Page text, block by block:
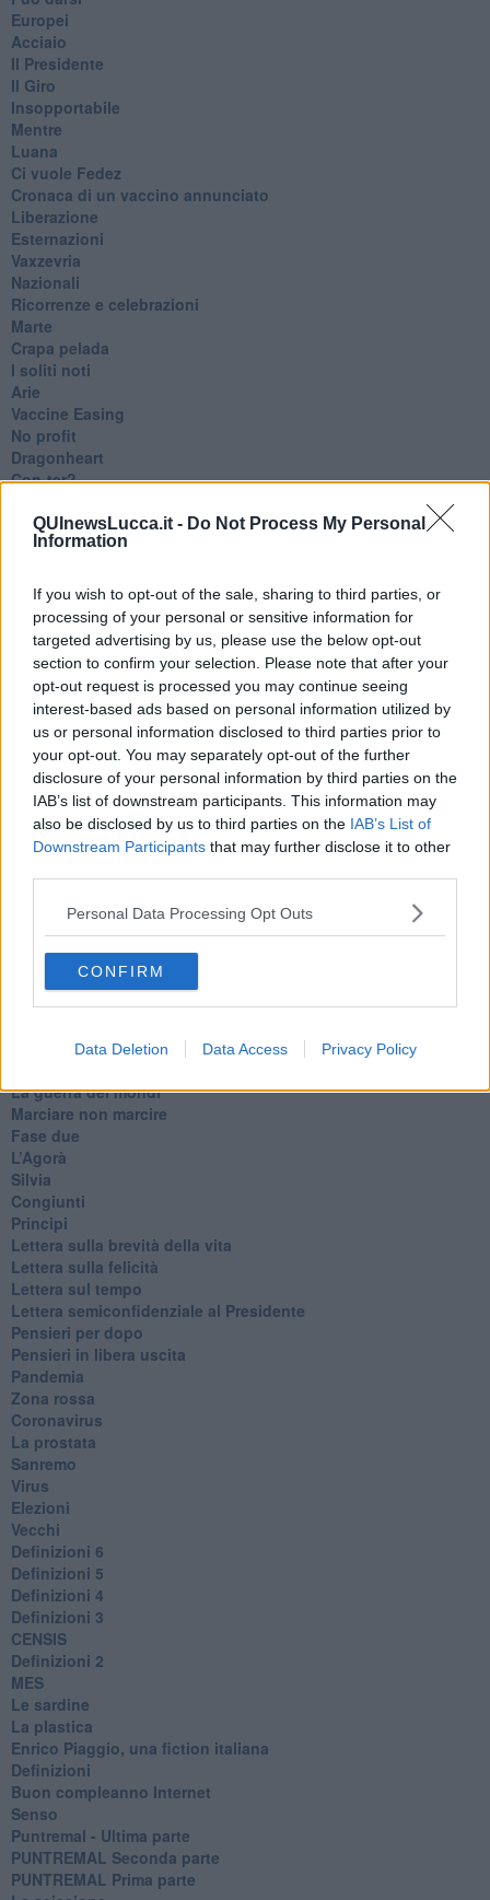
QUInewsLucca.it - Do Not Process My Personal
Information
If you wish to opt-out of the sale, sharing to third parties, or
processing of your personal or sensitive information for
targeted advertising by us, please use the below opt-out
section to confirm your selection. Please note that after your
opt-out request is processed you may continue seeing
interest-based ads based on personal information utilized by
us or personal information disclosed to third parties prior to
your opt-out. You may separately opt-out of the further
disclosure of your personal information by third parties on the
IAB’s list of downstream participants. This information may
also be disclosed by us to third parties on the IAB’s List of
Downstream Participants that may further disclose it to other
Personal Data Processing Opt Outs
CONFIRM
Data Deletion Data Access Privacy Policy
Europei
Acciaio
Il Presidente
​Il Giro
Insopportabile
​Mentre
Luana
​Ci vuole Fedez
​Cronaca di un vaccino annunciato
​Liberazione
Esternazioni
Vaxzevria
Nazionali
​Ricorrenze e celebrazioni
Marte
​Crapa pelada
​I soliti noti
Arie
​Vaccine Easing
No profit
Dragonheart
Con-ter?
Coincidenze e crisi
L'amico
Giulio Regeni
​Il rosario
Paolo Rossi
Maradona
Cronaca
​Ancora Covid
​Biden!
In memoria
​Ancora Francesco
Rieccoci
Tenet
Francesco
Suarez
Non lo so
Destino
Valdera
Commissari
L'orso
​La guerra dei mondi
Marciare non marcire
Fase due
L’Agorà
Silvia
Congiunti
Principi
​Lettera sulla brevità della vita
​Lettera sulla felicità
​Lettera sul tempo
Lettera semiconfidenziale al Presidente
Pensieri per dopo
​Pensieri in libera uscita
Pandemia
Zona rossa
Coronavirus
La prostata
Sanremo
Virus
Elezioni
Vecchi
Definizioni 6
Definizioni 5
Definizioni 4
Definizioni 3
CENSIS
​Definizioni 2
MES
Le sardine
La plastica
​Enrico Piaggio, una fiction italiana
Definizioni
​Buon compleanno Internet
Senso
Puntremal - Ultima parte
PUNTREMAL Seconda parte
​PUNTREMAL Prima parte